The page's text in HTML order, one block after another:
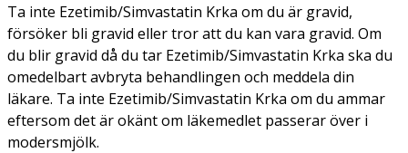
Ta inte Ezetimib/Simvastatin Krka om du är gravid,
försöker bli gravid eller tror att du kan vara gravid. Om
du blir gravid då du tar Ezetimib/Simvastatin Krka ska du
omedelbart avbryta behandlingen och meddela din
läkare. Ta inte Ezetimib/Simvastatin Krka om du ammar
eftersom det är okänt om läkemedlet passerar över i
modersmjölk.